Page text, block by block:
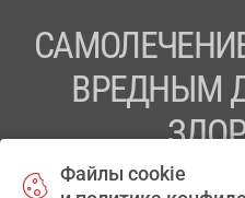
ВРЕДНЫМ
ПЕРЕД
Файлы cookie